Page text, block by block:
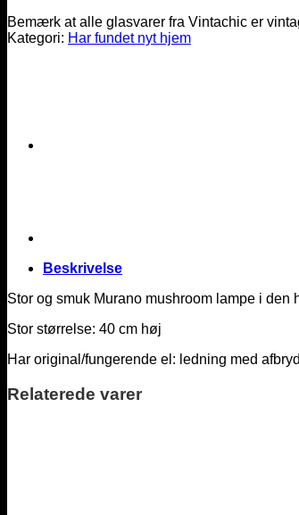
Bemærk at alle glasvarer fra Vintachic er
Kategori: Har fundet nyt hjem
Beskrivelse
Stor og smuk Murano mushroom lampe i
Stor størrelse: 40 cm høj
Har original/fungerende el: ledning med
Relaterede varer